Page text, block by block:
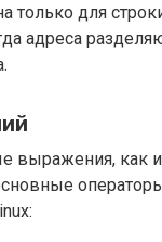
только для
адреса
выражения, как